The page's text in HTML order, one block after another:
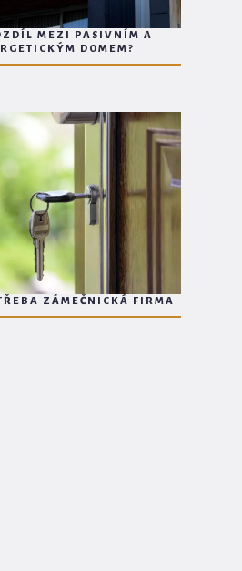
MEZI PASIVNÍM A
DOMEM?
ZÁMEČNICKÁ FIRMA